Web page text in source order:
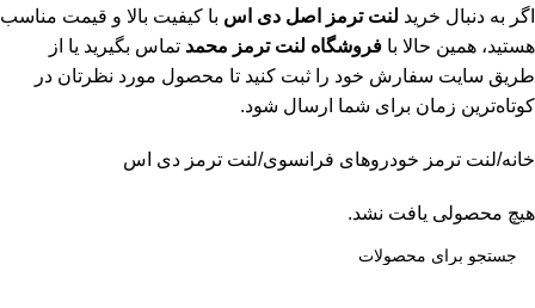
اگر به دنبال خرید لنت ترمز اصل دی اس با کیفیت بالا و قیمت مناسب
هستید، همین حالا با فروشگاه لنت ترمز محمد تماس بگیرید یا از
طریق سایت سفارش خود را ثبت کنید تا محصول مورد نظرتان در
کوتاه‌ترین زمان برای شما ارسال شود.
خانه لنت ترمز خودروهای فرانسوی لنت ترمز دی اس
هیچ محصولی یافت نشد.